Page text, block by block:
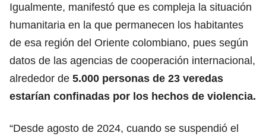
Igualmente, manifestó que es compleja la situación
humanitaria en la que permanecen los habitantes
de esa región del Oriente colombiano, pues según
datos de las agencias de cooperación internacional,
alrededor de 5.000 personas de 23 veredas
estarían confinadas por los hechos de violencia.
“Desde agosto de 2024, cuando se suspendió el